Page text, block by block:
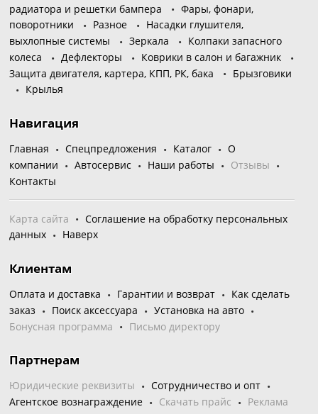
радиатора и решетки бампера
Фары, фонари,
поворотники
Разное
Насадки глушителя,
выхлопные системы
Зеркала
Колпаки запасного
колеса
Дефлекторы
Коврики в салон и багажник
Защита двигателя, картера, КПП, РК, бака
Брызговики
Крылья
Навигация
Главная Спецпредложения Каталог
О
компании
Автосервис Наши работы
Отзывы
Контакты
Карта сайта
Соглашение на обработку персональных
данных
Наверх
Клиентам
Оплата и доставка Гарантии и возврат
Как сделать
заказ
Поиск аксессуара
Установка на авто
Бонусная программа
Письмо директору
Партнерам
Юридические реквизиты
Сотрудничество и опт
Агентское вознаграждение
Скачать прайс Реклама